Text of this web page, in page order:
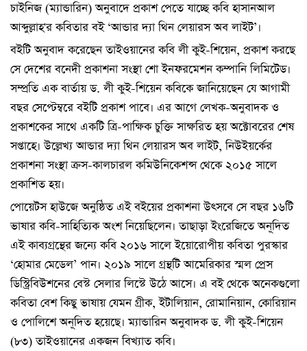
চাইনিজ (ম্যান্ডারিন) অনুবাদে প্রকাশ পেতে যাচ্ছে কবি হাসানআল
আব্দুল্লাহ'র কবিতার বই ‘আন্ডার দ্যা থিন লেয়ারস অব লাইট’।
বইটি অনুবাদ করেছেন তাইওয়ানের কবি লী কুই-শিয়েন, প্রকাশ করছে
সে দেশের বনেদী প্রকাশনা সংস্থা শো ইনফরমেশন কম্পানি লিমিটেড।
সম্প্রতি এক বার্তায় ড. লী কুই-শিয়েন কবিকে জানিয়েছেন যে আগামী
বছর সেপ্টেম্বরে বইটি প্রকাশ পাবে। এর আগে লেখক-অনুবাদক ও
প্রকাশকের সাথে একটি ত্রি-পাক্ষিক চুক্তি সাক্ষরিত হয় অক্টোবরের শেষ
সপ্তাহে। উল্লেখ্য আন্ডার দ্যা থিন লেয়ারস অব লাইট, নিউইয়র্কের
প্রকাশনা সংস্থা ক্রস-কালচারল কমিউনিকেশন্স থেকে ২০১৫ সালে
প্রকাশিত হয়।
পোয়েটস হাউজে অনুষ্ঠিত এই বইয়ের প্রকাশনা উৎসবে সে বছর ১৬টি
ভাষার কবি-সাহিত্যিক অংশ নিয়েছিলেন। তাছাড়া ইংরেজিতে অনূদিত
এই কাব্যগ্রন্থের জন্যে কবি ২০১৬ সালে ইয়োরোপীয় কবিতা পুরস্কার
‘হোমার মেডেল’ পান। ২০১৯ সালে গ্রন্থটি আমেরিকার স্মল প্রেস
ডিস্ট্রিবিউশনের বেস্ট সেলার লিস্টে উঠে আসে। এ বই থেকে অনেকগুলো
কবিতা বেশ কিছু ভাষায় যেমন গ্রীক, ইটালিয়ান, রোমানিয়ান, কোরিয়ান
ও পোলিশে অনূদিত হয়েছে। ম্যান্ডারিন অনুবাদক ড. লী কুই-শিয়েন
(৮৩) তাইওয়ানের একজন বিখ্যাত কবি।